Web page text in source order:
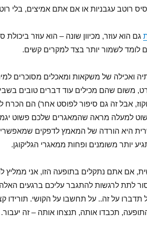
רוטב עגבניות או אם אתם אמיצים, בלי
גם הוא עוזר, מכיוון שונה – הוא עוזר ביכולת
לומד לשמור יותר בצד למקרים קשים.
ואכילה של משקאות ומאכלים מסוכרים
משום שהם מכילים עוד דברים טובים
אבל זה גם סיפור לפוסט אחר) הם הכרח
למעלה מראה שהמאגרים שלכם פשוט
היא הורדה של המאמץ לדפקים שמאפשרים
יותר משומנים ופחות ממאגרי הגליקוגן.
אם אתם נתקלים בתופעה הזו, אני ממליץ
לתת לרגשות להתגבר עליכם ברגעים
תדברו על זה.. על תחשבו על הקושי. תורידו
תכבדו אותה, תנצחו אותה – זה יעבור.